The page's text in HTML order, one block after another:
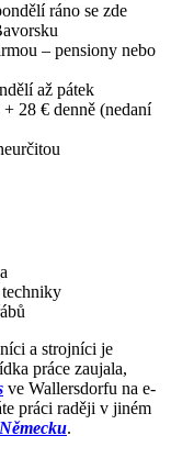
ráno se zde
– pensiony nebo
až pátek
28 € denně (nedaní
a strojníci je
práce zaujala,
ve Wallersdorfu na e-
práci raději v jiném
.